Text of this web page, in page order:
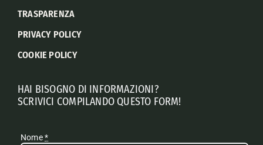
TRASPARENZA
PRIVACY POLICY
COOKIE POLICY
HAI BISOGNO DI INFORMAZIONI?
SCRIVICI COMPILANDO QUESTO FORM!
Nome*